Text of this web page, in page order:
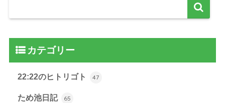
カテゴリー
22:22のヒトリゴト 47
ため池日記 65